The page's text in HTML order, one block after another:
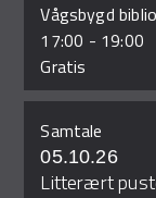
Vågsbygd
17:00 - 19:00
Gratis
Samtale
05.10.26
Litterært